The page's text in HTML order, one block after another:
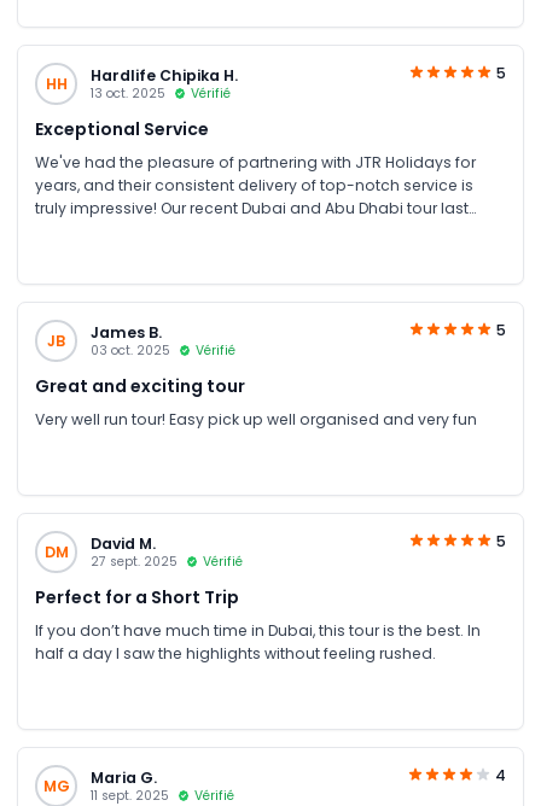
HH Hardlife Chipika H.
13 oct. 2025 Vérifié
5
Exceptional Service
We've had the pleasure of partnering with JTR Holidays for
years, and their consistent delivery of top-notch service is
truly impressive! Our recent Dubai and Abu Dhabi tour last
group's needs were meticulously catered to, ensuring a
seamless and enjoyable experience. The guides were
knowledgeable, friendly, and accommodating, sharing
fascinating insights into the region's history, culture, and
architecture. The itinerary was well-curated, allowing us to
explore iconic landmarks, immerse in local traditions, and
anyone seeking an unforgettable UAE experience. Thank you
for another exceptional adventure!
JB James B.
03 oct. 2025 Vérifié
5
Great and exciting tour
Very well run tour! Easy pick up well organised and very fun
DM David M.
27 sept. 2025 Vérifié
5
Perfect for a Short Trip
If you don’t have much time in Dubai, this tour is the best. In
half a day I saw the highlights without feeling rushed.
MG Maria G.
11 sept. 2025 Vérifié
4